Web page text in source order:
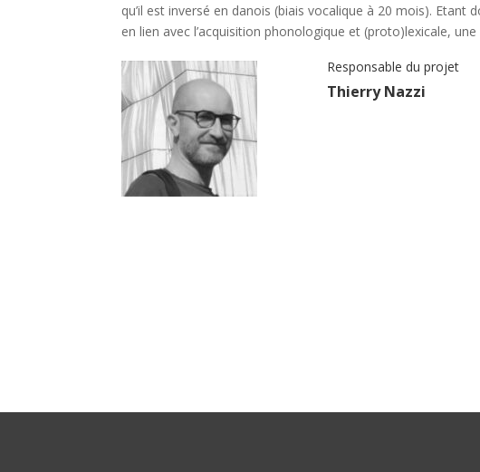
qu’il est inversé en danois (biais vocalique à 20 mois).
en lien avec l’acquisition phonologique et (proto)lexicale,
Responsable du projet
Thierry Nazzi